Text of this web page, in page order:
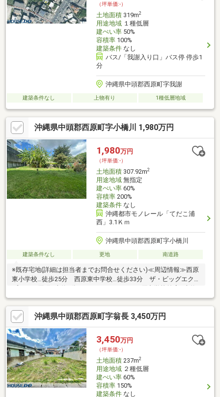
（坪単価:-）
土地面積319m2
用途地域１種低層
建ぺい率50%
容積率100%
建築条件なし
バス/「我謝入り口」バス停 停歩1
分
沖縄県中頭郡西原町字我謝
建築条件なし 上物有り 1種低層地域
沖縄県中頭郡西原町字小橋川 1,980万円
1,980万円
（坪単価:-）
土地面積307.92m2
用途地域無指定
建ぺい率60%
容積率200%
建築条件なし
沖縄都市モノレール「てだこ浦
西」3.1Ｋｍ
沖縄県中頭郡西原町字小橋川
建築条件なし 更地 南道路
※既存宅地(詳細は担当者までお問合せください)≪周辺情報≫西原
東小学校…徒歩25分 西原東中学校…徒歩33分 ザ・ビッグエクス
分☆現地見学・詳細につきましては【ホームトレードセンター】
までお気軽にお問合せください☆
沖縄県中頭郡西原町字翁長 3,450万円
3,450万円
（坪単価:-）
土地面積237m2
用途地域２種低層
建ぺい率60%
容積率150%
建築条件なし